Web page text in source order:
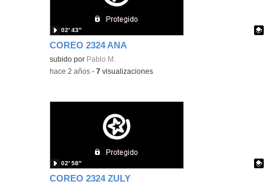
COREO 2324 ANA
Contenido educativo.
subido por Pablo M.
02′ 43″
-hace 2 años -7 visualizaciones
COREO 2324 ZULY
02′ 58″